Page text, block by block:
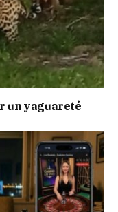
un yaguareté